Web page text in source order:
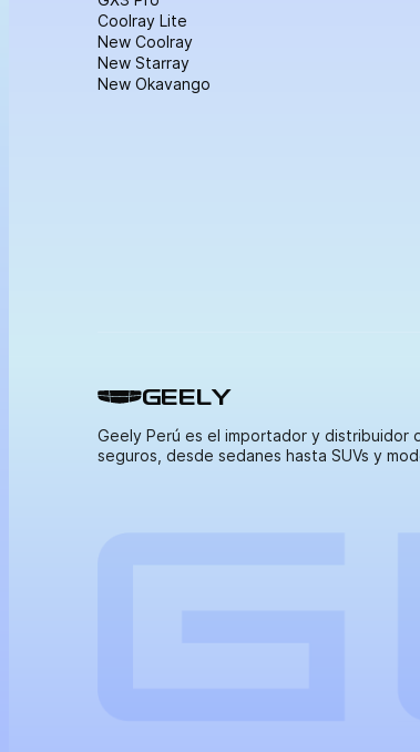
Coolray Lite
New Coolray
New Starray
New Okavango
GEELY
Geely Perú es el importador y distribuidor
seguros, desde sedanes hasta SUVs y